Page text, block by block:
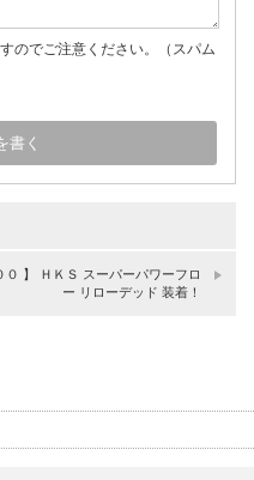
のでご注意ください。（スパム
０ 】 ＨＫＳ スーパーパワーフロ
ー リローデッド 装着！